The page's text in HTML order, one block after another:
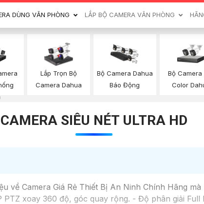
DÙNG VĂN PHÒNG LẮP BỘ CAMERA VĂN PHÒNG
Lắp Trọn Bộ
Camera Dahua
Bộ Camera Dahua
Báo Động
Bộ Camera
Color
CAMERA SIÊU NÉT ULTRA HD
về Camera Giá Rẻ Thiết Bị An Ninh Chính Hãng
xoay 360 độ, góc quay rộng. - Độ phân giải Full